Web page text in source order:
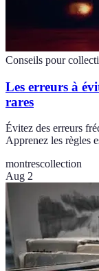
Conseils pour
Les erreurs à
rares
Évitez des erreurs
Apprenez les règles
montrescollection
Aug 2